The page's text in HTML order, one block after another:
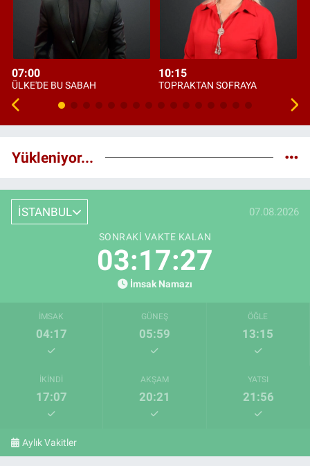
07:00
ÜLKE'DE BU SABAH
10:15
TOPRAKTAN SOFRAYA
Yükleniyor...
İSTANBUL 07.08.2026
SONRAKI VAKTE KALAN
03:17:26
İmsak Namazı
İMSAK
04:17
GÜNEŞ
05:59
ÖĞLE
13:15
İKINDI
17:07
AKŞAM
20:21
YATSI
21:56
Aylık Vakitler